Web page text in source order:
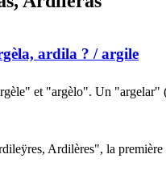
ardila ? / argile
et "argèlo". Un "argelar"
Ardilères", la première